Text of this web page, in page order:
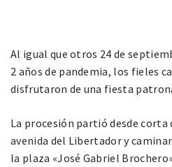
Al igual que otros 24 de
2 años de pandemia, los fieles
disfrutaron de una fiesta
La procesión partió desde
avenida del Libertador y
la plaza «José Gabriel